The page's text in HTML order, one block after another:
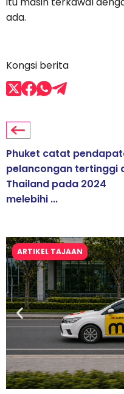
ada.
Kongsi berita
Phuket catat
pelancongan tertinggi
Thailand pada 2024
melebihi ...
ARTIKEL TAJAAN